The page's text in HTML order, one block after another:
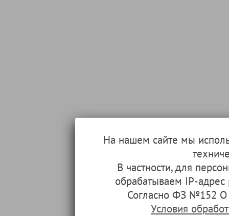
На нашем сайте мы
В частности, для
обрабатываем IP-
Согласно ФЗ №152 О
Условия